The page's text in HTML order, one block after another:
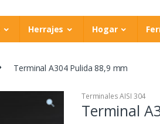
Herrajes Hogar
Terminal A304 Pulida 88,9 mm
Terminales AISI 304
Terminal